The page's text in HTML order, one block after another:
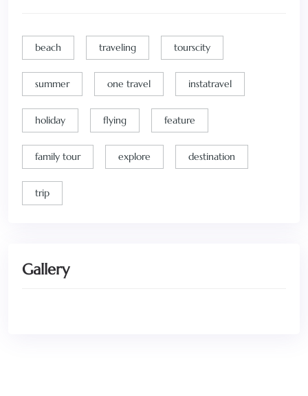
beach traveling tourscity
summer one travel instatravel
holiday flying feature
family tour explore destination
trip
Gallery